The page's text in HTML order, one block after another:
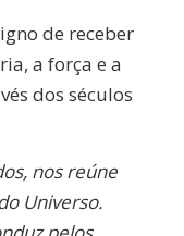
de receber
a força e a
dos séculos
nos reúne
Universo.